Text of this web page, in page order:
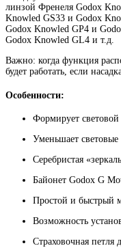
линзой Френеля Godox
Knowled GS33 и Godox
Godox Knowled GP4 и
Godox Knowled GL4 и т.д.
Важно: когда функция
будет работать, если
Особенности:
Формирует световой
Уменьшает световые
Серебристая
Байонет Godox G
Простой и быстрый
Возможность
Страховочная петля